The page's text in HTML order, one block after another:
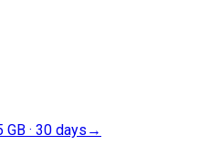
GB · 30 days →